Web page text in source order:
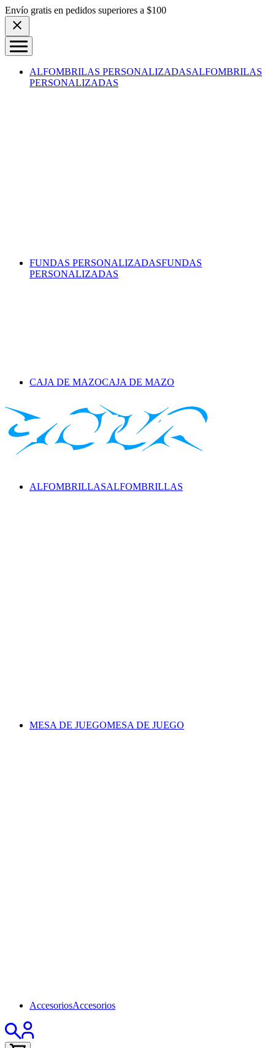
Skip to content
Envío gratis en pedidos superiores a $100
ALFOMBRILAS PERSONALIZADASALFOMBRILAS
PERSONALIZADAS
FUNDAS PERSONALIZADASFUNDAS
PERSONALIZADAS
CAJA DE MAZOCAJA DE MAZO
ALFOMBRILLASALFOMBRILLAS
MESA DE JUEGOMESA DE JUEGO
AccesoriosAccesorios